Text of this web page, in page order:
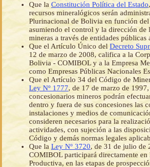
Que la Constitución Política del Estado
recursos mineralógicos serán
Plurinacional de Bolivia en función
asumiendo el control y la dirección de
mineras a través de entidades públicas
Que el Artículo Único del Decreto
12 de marzo de 2008, califica a la
Bolivia - COMIBOL y a la Empresa
como Empresas Públicas Nacionales
Que el Artículo 34 del Código de
Ley Nº 1777, de 17 de marzo de
concesionarios mineros podrán
dentro y fuera de sus concesiones las
instalaciones y medios de
consideren necesarios para la
actividades, con sujeción a las
Código y demás normas legales
Que la Ley Nº 3720, de 31 de julio de
COMIBOL participará directamente en
Productiva, en las etapas de